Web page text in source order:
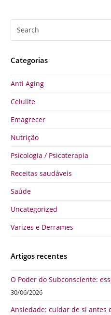
Categorias
Anti Aging
Celulite
Emagrecer
Nutrição
Psicologia / Psicoterapia
Receitas saudáveis
Saúde
Uncategorized
Varizes e Derrames
Artigos recentes
O Poder do Subconsciente:
30/06/2026
Ansiedade: cuidar de si antes